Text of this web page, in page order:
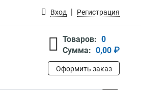
Вход Регистрация
Товаров: 0
Сумма: 0,00 ₽
Оформить заказ